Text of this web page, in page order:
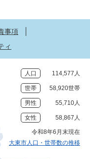
事項
ィ
人口 114,577人
世帯 58,920世帯
男性 55,710人
女性 58,867人
令和8年6月末現在
大東市人口・世帯数の推移